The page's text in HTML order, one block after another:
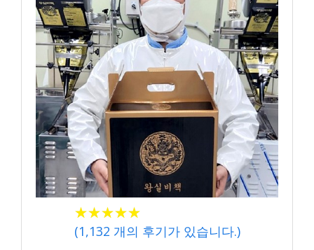
★★★★★
★★★★★
(1,132 개의 후기가 있습니다.)